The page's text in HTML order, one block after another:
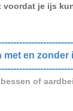
je ijs
en zonder
of